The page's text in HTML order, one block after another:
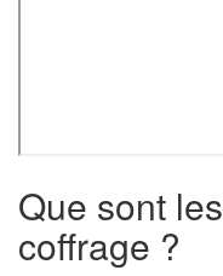
Que sont
coffrage ?